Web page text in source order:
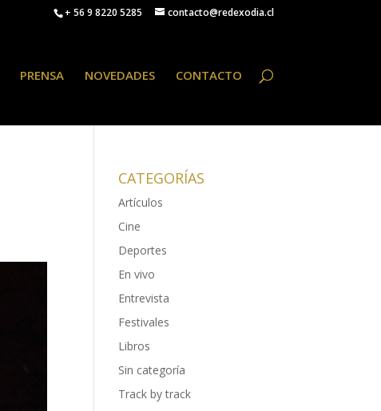
+ 56 9 8220 5285 contacto@redexodia.cl
PRENSA NOVEDADES CONTACTO
CATEGORÍAS
Artículos
Cine
Deportes
En vivo
Entrevista
Festivales
Libros
Sin categoría
Track by track